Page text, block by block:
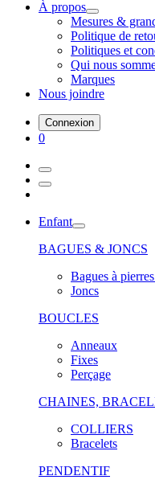
À propos
Mesures &
Politique de
Politiques et
Qui nous
Marques
Nous joindre
Connexion
0
Enfant
BAGUES & JONCS
Bagues à
Joncs
BOUCLES
Anneaux
Fixes
Perçage
CHAINES,
COLLIERS
Bracelets
PENDENTIF